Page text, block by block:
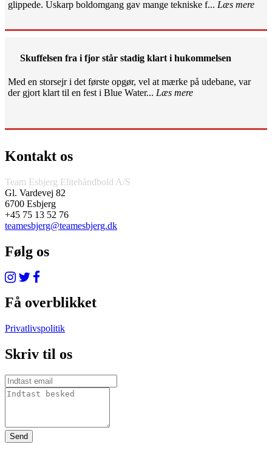
glippede. Uskarp boldomgang gav mange tekniske f... Læs mere
Skuffelsen fra i fjor står stadig klart i hukommelsen
Med en storsejr i det første opgør, vel at mærke på udebane, var
der gjort klart til en fest i Blue Water... Læs mere
Kontakt os
Team Esbjerg Elitehåndbold A/S
Gl. Vardevej 82
6700 Esbjerg
+45 75 13 52 76
teamesbjerg@teamesbjerg.dk
Følg os
Få overblikket
Privatlivspolitik
Skriv til os